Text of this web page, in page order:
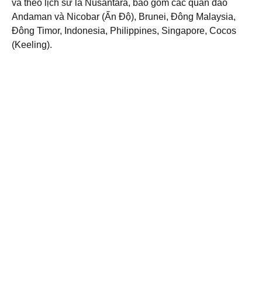
và theo lịch sử là Nusantara, bao gồm các quần đảo
Andaman và Nicobar (Ấn Độ), Brunei, Đông Malaysia,
Đông Timor, Indonesia, Philippines, Singapore, Cocos
(Keeling).